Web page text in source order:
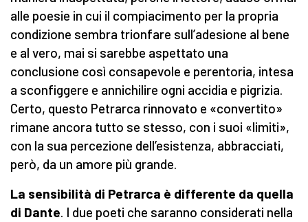
alle poesie in cui il compiacimento per la propria
condizione sembra trionfare sull’adesione al bene
e al vero, mai si sarebbe aspettato una
conclusione così consapevole e perentoria, intesa
a sconfiggere e annichilire ogni accidia e pigrizia.
Certo, questo Petrarca rinnovato e «convertito»
rimane ancora tutto se stesso, con i suoi «limiti»,
con la sua percezione dell’esistenza, abbracciati,
però, da un amore più grande.
La sensibilità di Petrarca è differente da quella
di Dante. I due poeti che saranno considerati nella